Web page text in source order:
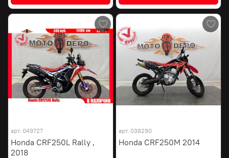
арт. 049727
Honda CRF250L Rally ,
2018
арт. 038290
Honda CRF250M 2014